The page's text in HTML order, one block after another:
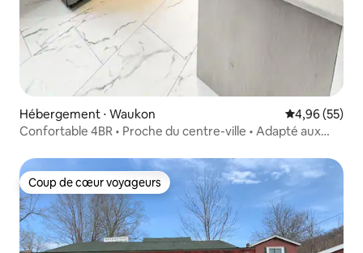
Hébergement ⋅ Waukon Évaluation
4,96 (55)
Confortable 4BR • Proche du centre-ville • Adapté aux
Coup de cœur voyageurs
Coup de cœur voyageurs